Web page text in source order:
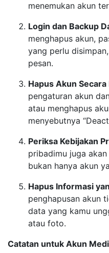
menemukan akun
Login dan Backup
menghapus akun,
yang perlu
pesan.
Hapus Akun
pengaturan akun
atau menghapus
menyebutnya
Periksa Kebijakan
pribadimu juga
bukan hanya akun
Hapus Informasi
penghapusan akun
data yang kamu
atau foto.
Catatan untuk Akun